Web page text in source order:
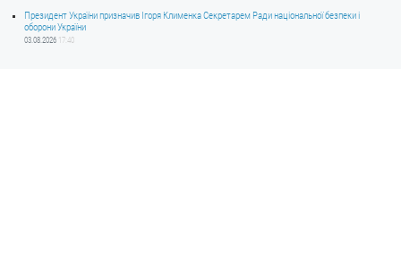
Президент України призначив Ігоря Клименка Секретарем Ради національної безпеки і
оборони України
03.08.2026 17:40